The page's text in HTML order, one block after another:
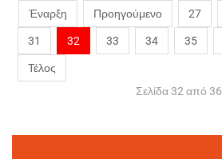
Έναρξη Προηγούμενο 27
31 32 33 34 35
Τέλος
Σελίδα 32 από 36